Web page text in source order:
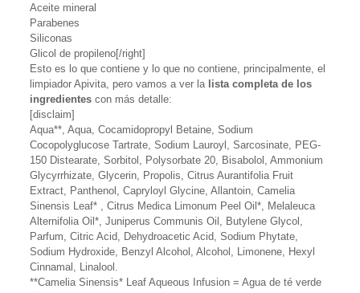
Aceite mineral
Parabenes
Siliconas
Glicol de propileno[/right]
Esto es lo que contiene y lo que no contiene, principalmente, el
limpiador Apivita, pero vamos a ver la lista completa de los
ingredientescon más detalle:
[disclaim]
Aqua**, Aqua, Cocamidopropyl Betaine, Sodium
Cocopolyglucose Tartrate, Sodium Lauroyl, Sarcosinate, PEG-
150 Distearate, Sorbitol, Polysorbate 20, Bisabolol, Ammonium
Glycyrrhizate, Glycerin, Propolis, Citrus Aurantifolia Fruit
Extract, Panthenol, Capryloyl Glycine, Allantoin, Camelia
Sinensis Leaf* , Citrus Medica Limonum Peel Oil*, Melaleuca
Alternifolia Oil*, Juniperus Communis Oil, Butylene Glycol,
Parfum, Citric Acid, Dehydroacetic Acid, Sodium Phytate,
Sodium Hydroxide, Benzyl Alcohol, Alcohol, Limonene, Hexyl
Cinnamal, Linalool.
**Camelia Sinensis* Leaf Aqueous Infusion = Agua de té verde